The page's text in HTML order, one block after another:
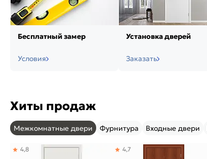
Бесплатный замер
Условия
Установка дверей
Заказать
Хиты продаж
Межкомнатные двери Фурнитура Входные двери
4,8 4,7